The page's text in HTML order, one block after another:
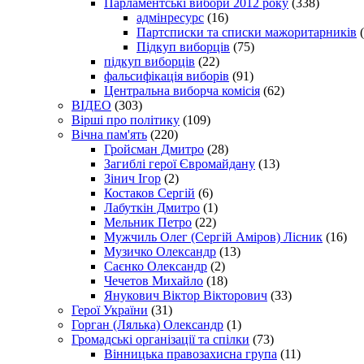
адмінресурс (16)
Партсписки та списки мажоритарників
Підкуп виборців (75)
підкуп виборців (22)
фальсифікація виборів (91)
Центральна виборча комісія (62)
ВІДЕО (303)
Вірші про політику (109)
Вічна пам'ять (220)
Гройсман Дмитро (28)
Загиблі герої Євромайдану (13)
Зінич Ігор (2)
Костаков Сергій (6)
Лабуткін Дмитро (1)
Мельник Петро (22)
Мужчиль Олег (Сергій Аміров) Лісник (16)
Музичко Олександр (13)
Саєнко Олександр (2)
Чечетов Михайло (18)
Янукович Віктор Вікторович (33)
Герої України (31)
Горган (Лялька) Олександр (1)
Громадські організації та спілки (73)
Вінницька правозахисна група (11)